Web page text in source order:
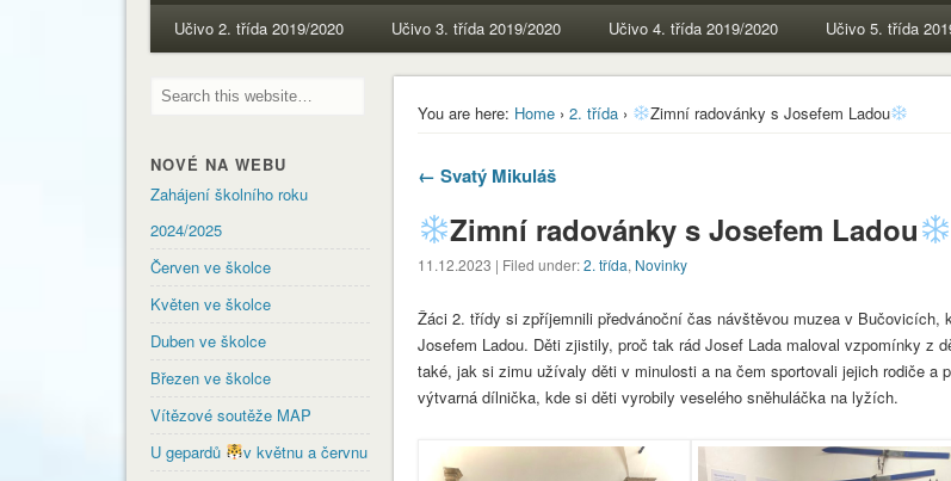
Učivo 2. třída 2019/2020 Učivo 3. třída 2019/2020 Učivo 4. třída 2019/2020 Učivo 5. třída
You are here: Home› 2. třída› Zimní radovánky s Josefem Ladou
← Svatý Mikuláš
Zimní radovánky s Josefem Ladou
11.12.2023 | Filed under:2. třída, Novinky
Žáci 2. třídy si zpříjemnili předvánoční čas návštěvou muzea v Bučovicích,
Josefem Ladou. Děti zjistily, proč tak rád Josef Lada maloval vzpomínky z
také, jak si zimu užívaly děti v minulosti a na čem sportovali jejich rodiče a
výtvarná dílnička, kde si děti vyrobily veselého sněhuláčka na lyžích.
NOVÉ NA WEBU
Zahájení školního roku
2024/2025
Červen ve školce
Květen ve školce
Duben ve školce
Březen ve školce
Vítězové soutěže MAP
U gepardů
v květnu a červnu